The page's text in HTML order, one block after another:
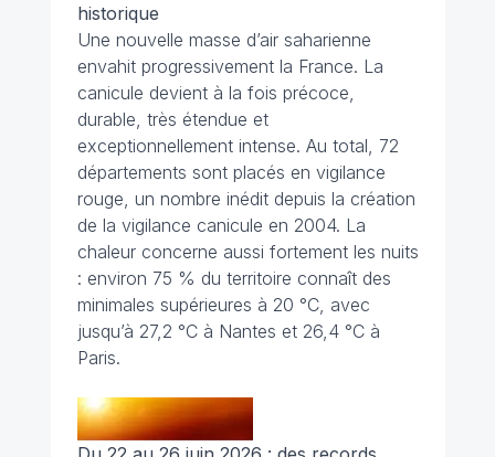
historique
Une nouvelle masse d’air saharienne
envahit progressivement la France. La
canicule devient à la fois précoce,
durable, très étendue et
exceptionnellement intense. Au total, 72
départements sont placés en vigilance
rouge, un nombre inédit depuis la création
de la vigilance canicule en 2004. La
chaleur concerne aussi fortement les nuits
: environ 75 % du territoire connaît des
minimales supérieures à 20 °C, avec
jusqu’à 27,2 °C à Nantes et 26,4 °C à
Paris.